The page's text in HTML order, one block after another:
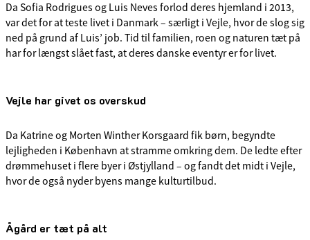
Da Sofia Rodrigues og Luis Neves forlod deres hjemland i 2013,
var det for at teste livet i Danmark – særligt i Vejle, hvor de slog sig
ned på grund af Luis’ job. Tid til familien, roen og naturen tæt på
har for længst slået fast, at deres danske eventyr er for livet.
Vejle har givet os overskud
Da Katrine og Morten Winther Korsgaard fik børn, begyndte
lejligheden i København at stramme omkring dem. De ledte efter
drømmehuset i flere byer i Østjylland – og fandt det midt i Vejle,
hvor de også nyder byens mange kulturtilbud.
Ågård er tæt på alt